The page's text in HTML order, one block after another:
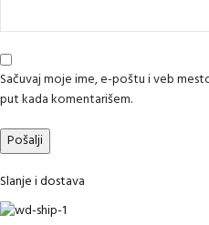
Sačuvaj moje ime, e-poštu i veb
put kada komentarišem.
Slanje i dostava